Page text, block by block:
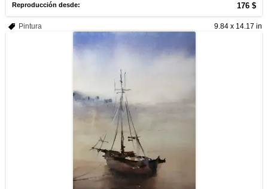
Reproducción desde:
176 $
9.84 x 14.17 in
Pintura